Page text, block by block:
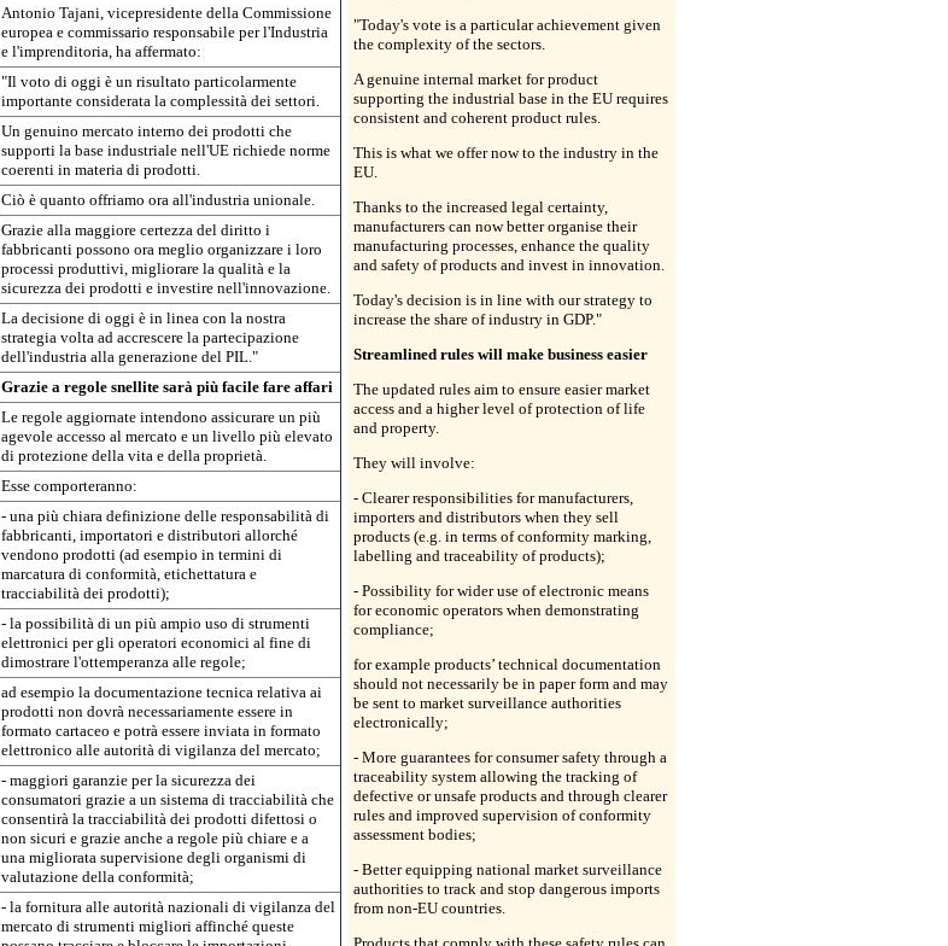
Antonio Tajani, vicepresidente della Commissione
europea e commissario responsabile per l'Industria
e l'imprenditoria, ha affermato:
"Il voto di oggi è un risultato particolarmente
importante considerata la complessità dei settori.
Un genuino mercato interno dei prodotti che
supporti la base industriale nell'UE richiede norme
coerenti in materia di prodotti.
Ciò è quanto offriamo ora all'industria unionale.
Grazie alla maggiore certezza del diritto i
fabbricanti possono ora meglio organizzare i loro
processi produttivi, migliorare la qualità e la
sicurezza dei prodotti e investire nell'innovazione.
La decisione di oggi è in linea con la nostra
strategia volta ad accrescere la partecipazione
dell'industria alla generazione del PIL."
Grazie a regole snellite sarà più facile fare affari
Le regole aggiornate intendono assicurare un più
agevole accesso al mercato e un livello più elevato
di protezione della vita e della proprietà.
Esse comporteranno:
- una più chiara definizione delle responsabilità di
fabbricanti, importatori e distributori allorché
vendono prodotti (ad esempio in termini di
marcatura di conformità, etichettatura e
tracciabilità dei prodotti);
- la possibilità di un più ampio uso di strumenti
elettronici per gli operatori economici al fine di
dimostrare l'ottemperanza alle regole;
ad esempio la documentazione tecnica relativa ai
prodotti non dovrà necessariamente essere in
formato cartaceo e potrà essere inviata in formato
elettronico alle autorità di vigilanza del mercato;
- maggiori garanzie per la sicurezza dei
consumatori grazie a un sistema di tracciabilità che
consentirà la tracciabilità dei prodotti difettosi o
non sicuri e grazie anche a regole più chiare e a
una migliorata supervisione degli organismi di
valutazione della conformità;
- la fornitura alle autorità nazionali di vigilanza del
mercato di strumenti migliori affinché queste
"Today's vote is a particular achievement given
the complexity of the sectors.
A genuine internal market for product
supporting the industrial base in the EU requires
consistent and coherent product rules.
This is what we offer now to the industry in the
EU.
Thanks to the increased legal certainty,
manufacturers can now better organise their
manufacturing processes, enhance the quality
and safety of products and invest in innovation.
Today's decision is in line with our strategy to
increase the share of industry in GDP."
Streamlined rules will make business easier
The updated rules aim to ensure easier market
access and a higher level of protection of life
and property.
They will involve:
- Clearer responsibilities for manufacturers,
importers and distributors when they sell
products (e.g. in terms of conformity marking,
labelling and traceability of products);
- Possibility for wider use of electronic means
for economic operators when demonstrating
compliance;
for example products’ technical documentation
should not necessarily be in paper form and may
be sent to market surveillance authorities
electronically;
- More guarantees for consumer safety through a
traceability system allowing the tracking of
defective or unsafe products and through clearer
rules and improved supervision of conformity
assessment bodies;
- Better equipping national market surveillance
authorities to track and stop dangerous imports
from non-EU countries.